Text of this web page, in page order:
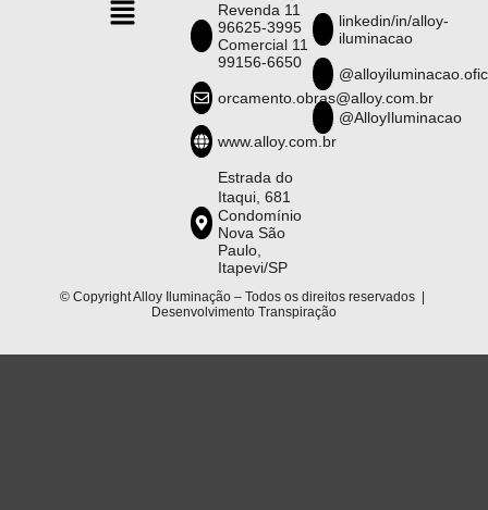
Revenda 11
96625-3995
Comercial 11
99156-6650
orcamento.obras@alloy.com.br
www.alloy.com.br
Estrada do
Itaqui, 681
Condomínio
Nova São
Paulo,
Itapevi/SP
linkedin/in/alloy-
iluminacao
@AlloyIluminacao
© Copyright Alloy Iluminação – Todos os direitos reservados |
Desenvolvimento Transpiração